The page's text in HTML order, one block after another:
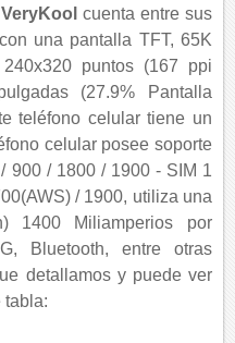
VeryKool cuenta entre sus
una pantalla TFT, 65K
puntos (167 ppi
(27.9% Pantalla
teléfono celular tiene un
celular posee soporte
900 / 1800 / 1900 - SIM 1
/ 1900, utiliza una
1400 Miliamperios por
Bluetooth, entre otras
detallamos y puede ver
tabla: